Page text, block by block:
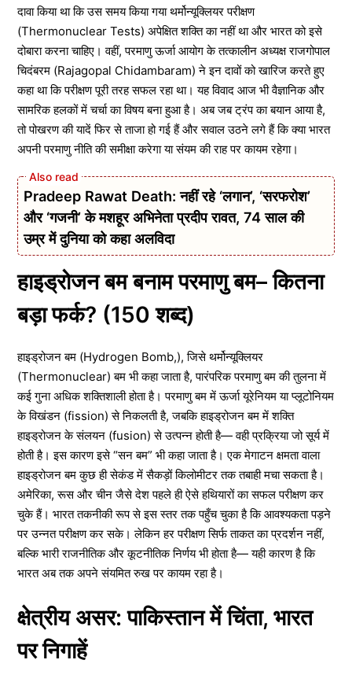
दावा किया था कि उस समय किया गया थर्मोन्यूक्लियर परीक्षण
(Thermonuclear Tests) अपेक्षित शक्ति का नहीं था और भारत को इसे
दोबारा करना चाहिए। वहीं, परमाणु ऊर्जा आयोग के तत्कालीन अध्यक्ष राजगोपाल
चिदंबरम (Rajagopal Chidambaram) ने इन दावों को खारिज करते हुए
कहा था कि परीक्षण पूरी तरह सफल रहा था। यह विवाद आज भी वैज्ञानिक और
सामरिक हलकों में चर्चा का विषय बना हुआ है। अब जब ट्रंप का बयान आया है,
तो पोखरण की यादें फिर से ताजा हो गई हैं और सवाल उठने लगे हैं कि क्या भारत
अपनी परमाणु नीति की समीक्षा करेगा या संयम की राह पर कायम रहेगा।
Pradeep Rawat Death: नहीं रहे ‘लगान’, ‘सरफरोश’
और ‘गजनी’ के मशहूर अभिनेता प्रदीप रावत, 74 साल की
उम्र में दुनिया को कहा अलविदा
हाइड्रोजन बम बनाम परमाणु बम– कितना
बड़ा फर्क? (150 शब्द)
हाइड्रोजन बम (Hydrogen Bomb,), जिसे थर्मोन्यूक्लियर
(Thermonuclear) बम भी कहा जाता है, पारंपरिक परमाणु बम की तुलना में
कई गुना अधिक शक्तिशाली होता है। परमाणु बम में ऊर्जा यूरेनियम या प्लूटोनियम
के विखंडन (fission) से निकलती है, जबकि हाइड्रोजन बम में शक्ति
हाइड्रोजन के संलयन (fusion) से उत्पन्न होती है— वही प्रक्रिया जो सूर्य में
होती है। इस कारण इसे “सन बम” भी कहा जाता है। एक मेगाटन क्षमता वाला
हाइड्रोजन बम कुछ ही सेकंड में सैकड़ों किलोमीटर तक तबाही मचा सकता है।
अमेरिका, रूस और चीन जैसे देश पहले ही ऐसे हथियारों का सफल परीक्षण कर
चुके हैं। भारत तकनीकी रूप से इस स्तर तक पहुँच चुका है कि आवश्यकता पड़ने
पर उन्नत परीक्षण कर सके। लेकिन हर परीक्षण सिर्फ ताकत का प्रदर्शन नहीं,
बल्कि भारी राजनीतिक और कूटनीतिक निर्णय भी होता है— यही कारण है कि
भारत अब तक अपने संयमित रुख पर कायम रहा है।
क्षेत्रीय असर: पाकिस्तान में चिंता, भारत
पर निगाहें